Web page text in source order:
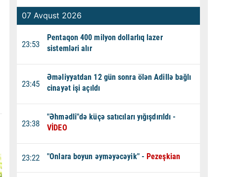
07 Avqust 2026
23:53
Pentaqon 400 milyon dollarlıq lazer
sistemləri alır
23:45
Əməliyyatdan 12 gün sonra ölən Adillə bağlı
cinayət işi açıldı
23:38
"Əhmədli"də küçə satıcıları yığışdırıldı -
VİDEO
23:22 "Onlara boyun əyməyəcəyik" - Pezeşkian